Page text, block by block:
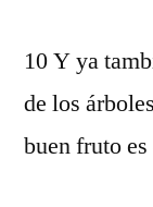
10 Y ya
de los
buen fruto